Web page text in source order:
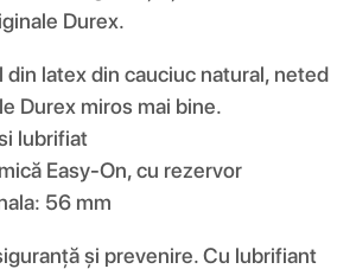
Durex.
din latex din cauciuc natural, neted
Durex miros mai bine.
lubrifiat
Easy-On, cu rezervor
56 mm
și prevenire. Cu lubrifiant